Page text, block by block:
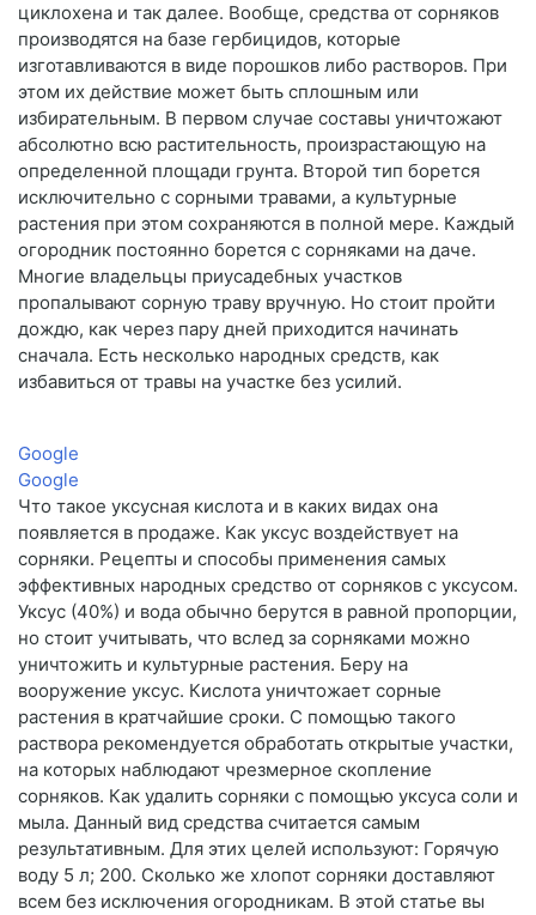
циклохена и так далее. Вообще, средства от сорняков
производятся на базе гербицидов, которые
изготавливаются в виде порошков либо растворов. При
этом их действие может быть сплошным или
избирательным. В первом случае составы уничтожают
абсолютно всю растительность, произрастающую на
определенной площади грунта. Второй тип борется
исключительно с сорными травами, а культурные
растения при этом сохраняются в полной мере. Каждый
огородник постоянно борется с сорняками на даче.
Многие владельцы приусадебных участков
пропалывают сорную траву вручную. Но стоит пройти
дождю, как через пару дней приходится начинать
сначала. Есть несколько народных средств, как
избавиться от травы на участке без усилий.
Google
Google
Что такое уксусная кислота и в каких видах она
появляется в продаже. Как уксус воздействует на
сорняки. Рецепты и способы применения самых
эффективных народных средство от сорняков с уксусом.
Уксус (40%) и вода обычно берутся в равной пропорции,
но стоит учитывать, что вслед за сорняками можно
уничтожить и культурные растения. Беру на
вооружение уксус. Кислота уничтожает сорные
растения в кратчайшие сроки. С помощью такого
раствора рекомендуется обработать открытые участки,
на которых наблюдают чрезмерное скопление
сорняков. Как удалить сорняки с помощью уксуса соли и
мыла. Данный вид средства считается самым
результативным. Для этих целей используют: Горячую
воду 5 л; 200. Сколько же хлопот сорняки доставляют
всем без исключения огородникам. В этой статье вы